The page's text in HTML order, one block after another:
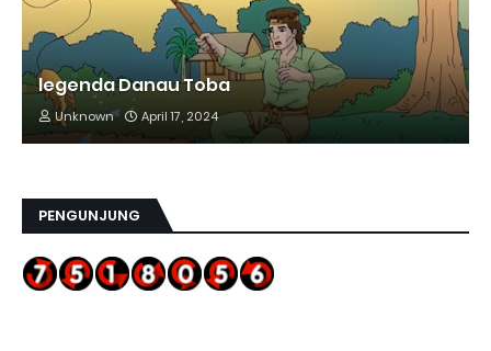
legenda Danau Toba
Unknown April 17, 2024
PENGUNJUNG